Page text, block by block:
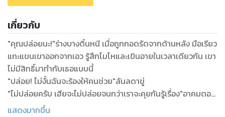
เกี่ยวกับ
"คุณปล่อยนะ!"ร่างบางดิ้นหนี เมื่อถูกกอดรัดจากด้านหลัง มือเรียว
แกะแขนเขาออกจากเอว รู้สึกโมโหและเขินอายในเวลาเดียวกัน เขา
ไม่มีสิทธิ์มาทำกับเธอแบบนี้
"ปล่อย! ไม่งั้นฉันจะร้องให้คนช่วย"ลันลดาขู่
"ไม่ปล่อยครับ เฮียจะไม่ปล่อยจนกว่าเราจะคุยกันรู้เรื่อง"อาคมตอบ
กลับ พร้อมกระชับวงแขนให้แน่นขึ้น มีแรงดิ้นก็ดิ้นไปเขาจะรัดเธอ
แสดงมากขึ้น